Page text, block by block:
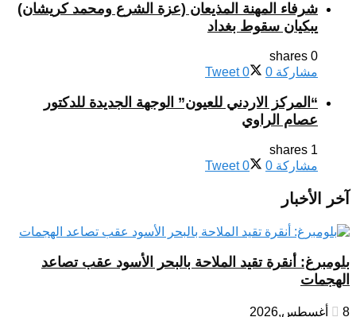
شرفاء المهنة المذيعان (عزة الشرع ومحمد كريشان)
يبكيان سقوط بغداد
0 shares
مشاركة 0
Tweet 0
“المركز الاردني للعيون” الوجهة الجديدة للدكتور
عصام الراوي
1 shares
مشاركة 0
Tweet 0
آخر الأخبار
بلومبرغ: أنقرة تقيد الملاحة بالبحر الأسود عقب تصاعد
الهجمات
8 أغسطس,2026